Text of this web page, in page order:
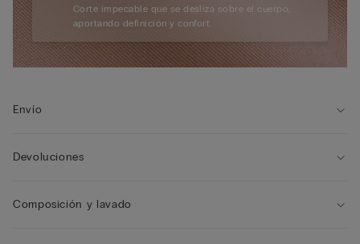
Corte impecable que se desliza sobre el cuerpo,
aportando definición y confort.
Envío
Devoluciones
Composición y lavado